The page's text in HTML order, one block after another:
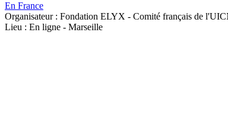
En France
Organisateur : Fondation ELYX - Comité français de
Lieu : En ligne - Marseille